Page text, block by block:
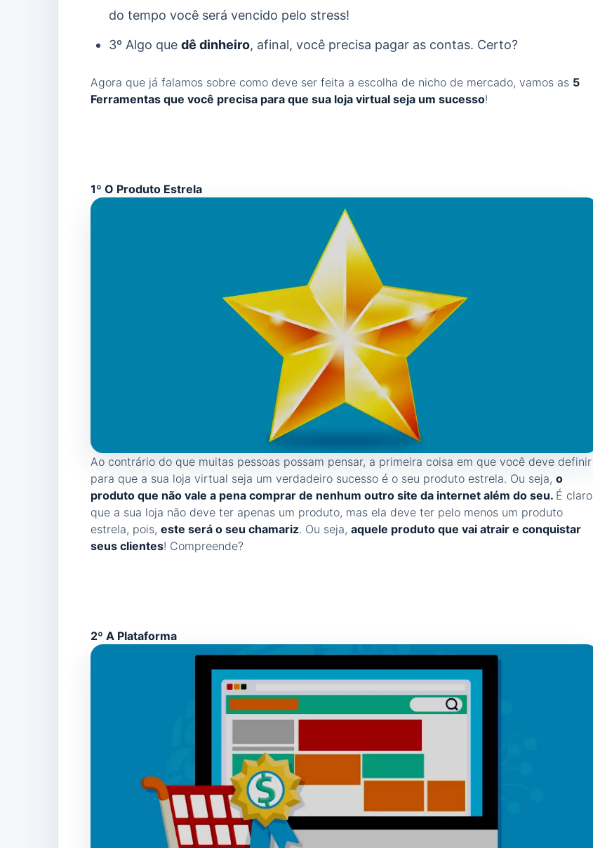
do tempo você será vencido pelo stress!
3º Algo que dê dinheiro, afinal, você precisa pagar as contas. Certo?
Agora que já falamos sobre como deve ser feita a escolha de nicho de mercado, vamos as 5
Ferramentas que você precisa para que sua loja virtual seja um sucesso!
1º O Produto Estrela
Ao contrário do que muitas pessoas possam pensar, a primeira coisa em que você deve definir
para que a sua loja virtual seja um verdadeiro sucesso é o seu produto estrela. Ou seja, o
produto que não vale a pena comprar de nenhum outro site da internet além do seu. É claro
que a sua loja não deve ter apenas um produto, mas ela deve ter pelo menos um produto
estrela, pois, este será o seu chamariz. Ou seja, aquele produto que vai atrair e conquistar
seus clientes! Compreende?
2º A Plataforma